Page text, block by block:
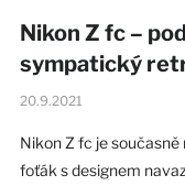
Nikon Z fc –
sympatický
20.9.2021
Nikon Z fc je
foťák s designem